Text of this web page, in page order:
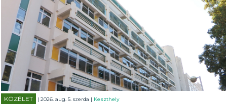
KÖZÉLET | 2026. aug. 5. szerda | Keszthely